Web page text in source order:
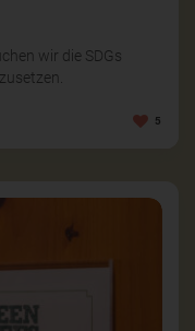
wir die SDGs
5